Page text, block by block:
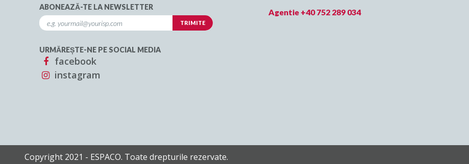
ABONEAZĂ-TE LA NEWSLETTER
URMĂREȘTE-NE PE SOCIAL MEDIA
facebook
instagram
Agentie +40 752 289 034
Copyright 2021 - ESPACO. Toate drepturile rezervate.